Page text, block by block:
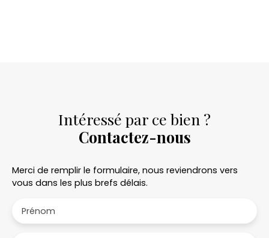
Intéressé par ce bien ?
Contactez-nous
Merci de remplir le formulaire, nous reviendrons vers
vous dans les plus brefs délais.
Prénom